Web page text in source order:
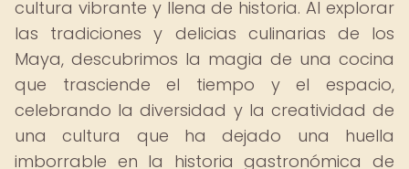
cultura vibrante y llena de historia. Al explorar
las tradiciones y delicias culinarias de los
Maya, descubrimos la magia de una cocina
que trasciende el tiempo y el espacio,
celebrando la diversidad y la creatividad de
una cultura que ha dejado una huella
imborrable en la historia gastronómica de